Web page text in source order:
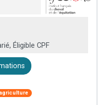
Éligible CPF